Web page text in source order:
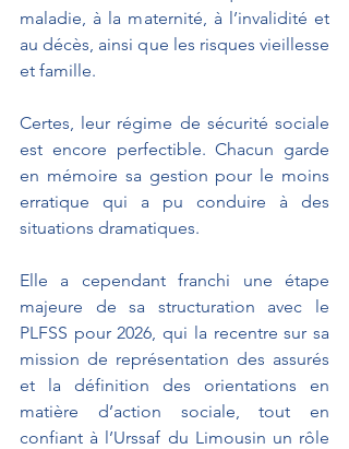
maladie, à la maternité, à l’invalidité et
au décès, ainsi que les risques vieillesse
et famille.
Certes, leur régime de sécurité sociale
est encore perfectible. Chacun garde
en mémoire sa gestion pour le moins
erratique qui a pu conduire à des
situations dramatiques.
Elle a cependant franchi une étape
majeure de sa structuration avec le
PLFSS pour 2026, qui la recentre sur sa
mission de représentation des assurés
et la définition des orientations en
matière d’action sociale, tout en
confiant à l’Urssaf du Limousin un rôle